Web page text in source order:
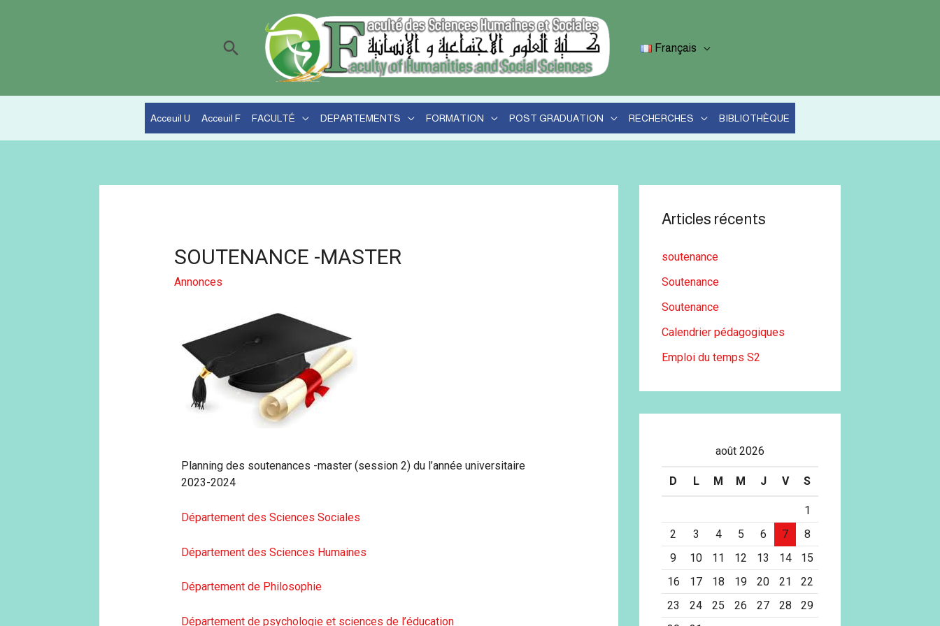
Français
Acceuil U Acceuil F FACULTÉ DEPARTEMENTS FORMATION POST GRADUATION RECHERCHES BIBLIOTHÈQUE
SOUTENANCE -MASTER
Annonces
Planning des soutenances -master (session 2) du l’année universitaire
2023-2024
Département des Sciences Sociales
Département des Sciences Humaines
Département de Philosophie
Département de psychologie et sciences de l’éducation
Articles récents
soutenance
Soutenance
Soutenance
Calendrier pédagogiques
Emploi du temps S2
août 2026
D L M M J V S
1
2
3 4 5 6 7
8
9
10 11 12 13 14
15
16
17 18 19 20 21
22
23
24 25 26 27 28
29